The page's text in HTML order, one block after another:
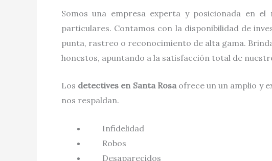
Somos una empresa experta y posicionada en el
particulares. Contamos con la disponibilidad de
punta, rastreo o reconocimiento de alta gama.
honestos, apuntando a la satisfacción total de
Los detectives en Santa Rosa ofrece un un amplio y
nos respaldan.
Infidelidad
Robos
Desaparecidos